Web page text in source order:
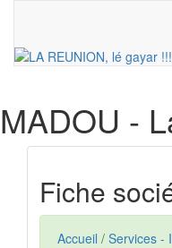
MADOU -
Fiche
Accueil / Services -